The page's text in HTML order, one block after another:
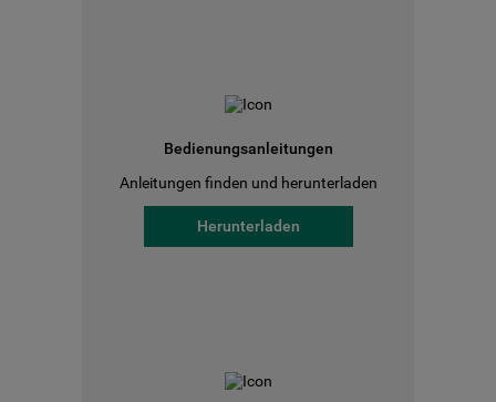
Bedienungsanleitungen
Anleitungen finden und herunterladen
Herunterladen